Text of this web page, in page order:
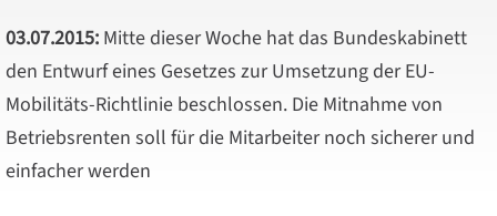
03.07.2015: Mitte dieser Woche hat das Bundeskabinett
den Entwurf eines Gesetzes zur Umsetzung der EU-
Mobilitäts-Richtlinie beschlossen. Die Mitnahme von
Betriebsrenten soll für die Mitarbeiter noch sicherer und
einfacher werden